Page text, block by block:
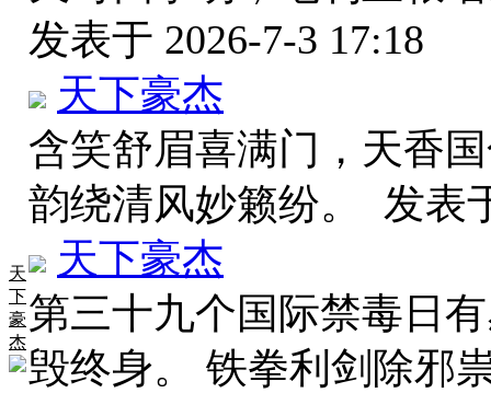
天
下
豪
杰
发表于 2026-7-3 17:18
天下豪杰
含笑舒眉喜满门，天香
韵绕清风妙籁纷。 发表
天下豪杰
第三十九个国际禁毒日
毁终身。 铁拳利剑除邪